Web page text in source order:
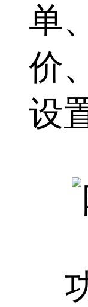
单
价
设